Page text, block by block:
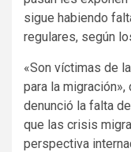
sigue habiendo
regulares, según
«Son víctimas de
para la
denunció la falta
que las crisis
perspectiva